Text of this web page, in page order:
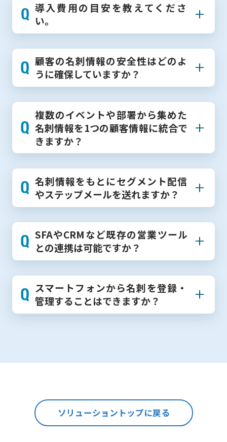
導入費用の目安を教えてくださ
い。
顧客の名刺情報の安全性はどのよ
うに確保していますか？
複数のイベントや部署から集めた
名刺情報を1つの顧客情報に統合で
きますか？
名刺情報をもとにセグメント配信
やステップメールを送れますか？
SFAやCRMなど既存の営業ツール
との連携は可能ですか？
スマートフォンから名刺を登録・
管理することはできますか？
ソリューショントップに戻る